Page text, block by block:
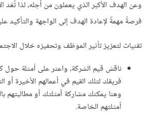
وعن الهدف الأكبر الذي يعملون من أجله، لذا تُعَد
فرصةً مهمةً لإعادة الهدف إلى الواجهة والتأكيد
تقنيات لتعزيز تأثير الموظف وتحفيزه خلال
ناقش قيم الشركة، واعثر على أمثلة حول
فريقك لتلك القيم في أعمالهم الأخيرة أو
وهنا يمكنك مشاركة أمثلتك أو مطالبتهم
أمثلتهم الخاصة.